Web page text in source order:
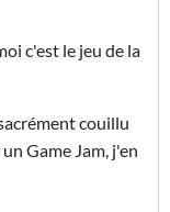
c'est le jeu de la
couillu
Game Jam, j'en